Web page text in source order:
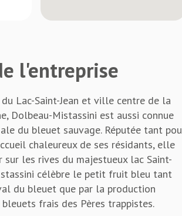
l'entreprise
Lac-Saint-Jean et ville centre de la
Dolbeau-Mistassini est aussi connue
du bleuet sauvage. Réputée tant
chaleureux de ses résidants, elle
les rives du majestueux lac Saint-
célèbre le petit fruit bleu tant
du bleuet que par la production
frais des Pères trappistes.